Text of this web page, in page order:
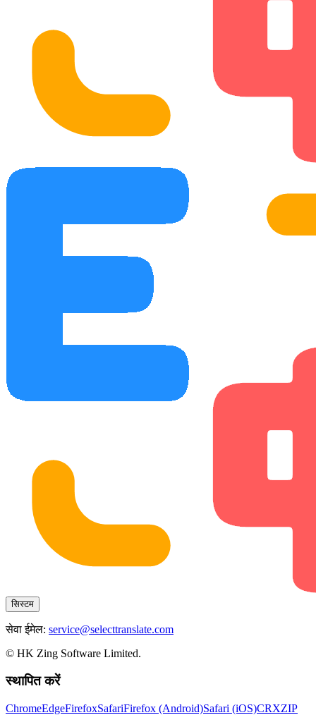
सिस्टम
सेवा ईमेल: service@selecttranslate.com
© HK Zing Software Limited.
स्थापित करें
ChromeEdgeFirefoxSafariFirefox (Android)Safari (iOS)CRXZIP